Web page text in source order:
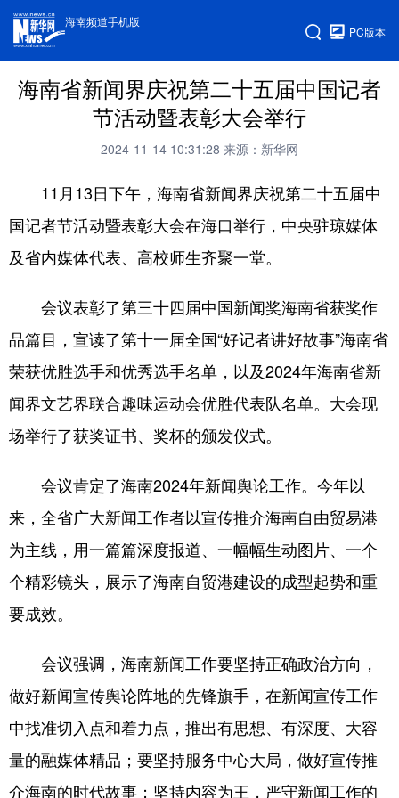
海南频道手机版
PC版本
海南省新闻界庆祝第二十五届中国记者
节活动暨表彰大会举行
2024-11-14 10:31:28 来源：新华网
11月13日下午，海南省新闻界庆祝第二十五届中
国记者节活动暨表彰大会在海口举行，中央驻琼媒体
及省内媒体代表、高校师生齐聚一堂。
会议表彰了第三十四届中国新闻奖海南省获奖作
品篇目，宣读了第十一届全国“好记者讲好故事”海南省
荣获优胜选手和优秀选手名单，以及2024年海南省新
闻界文艺界联合趣味运动会优胜代表队名单。大会现
场举行了获奖证书、奖杯的颁发仪式。
会议肯定了海南2024年新闻舆论工作。今年以
来，全省广大新闻工作者以宣传推介海南自由贸易港
为主线，用一篇篇深度报道、一幅幅生动图片、一个
个精彩镜头，展示了海南自贸港建设的成型起势和重
要成效。
会议强调，海南新闻工作要坚持正确政治方向，
做好新闻宣传舆论阵地的先锋旗手，在新闻宣传工作
中找准切入点和着力点，推出有思想、有深度、大容
量的融媒体精品；要坚持服务中心大局，做好宣传推
介海南的时代故事；坚持内容为王，严守新闻工作的